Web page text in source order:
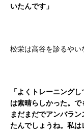
いたんです」
松栄は高谷を診るやい
「よくトレーニング
は素晴らしかった。
まだまだでアンバラ
たんでしょうね。私